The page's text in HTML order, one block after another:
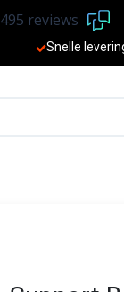
495 reviews
Sne lle